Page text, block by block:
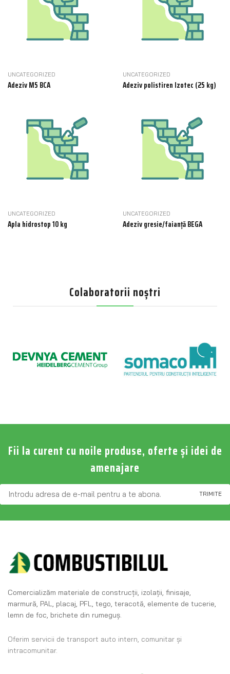
UNCATEGORIZED
Adeziv M5 BCA
UNCATEGORIZED
Adeziv polistiren Izotec (25 kg)
UNCATEGORIZED
Apla hidrostop 10 kg
UNCATEGORIZED
Adeziv gresie/faianță BEGA
Colaboratorii noștri
Fii la curent cu noile produse, oferte și idei de
amenajare
Comercializăm materiale de construcţii, izolaţii, finisaje,
marmură, PAL, placaj, PFL, tego, teracotă, elemente de tucerie,
lemn de foc, brichete din rumeguş.
Oferim servicii de transport auto intern, comunitar și
intracomunitar.